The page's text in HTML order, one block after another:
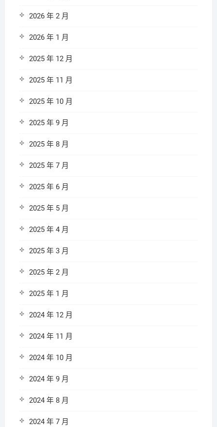
2026 年 2 月
2026 年 1 月
2025 年 12 月
2025 年 11 月
2025 年 10 月
2025 年 9 月
2025 年 8 月
2025 年 7 月
2025 年 6 月
2025 年 5 月
2025 年 4 月
2025 年 3 月
2025 年 2 月
2025 年 1 月
2024 年 12 月
2024 年 11 月
2024 年 10 月
2024 年 9 月
2024 年 8 月
2024 年 7 月